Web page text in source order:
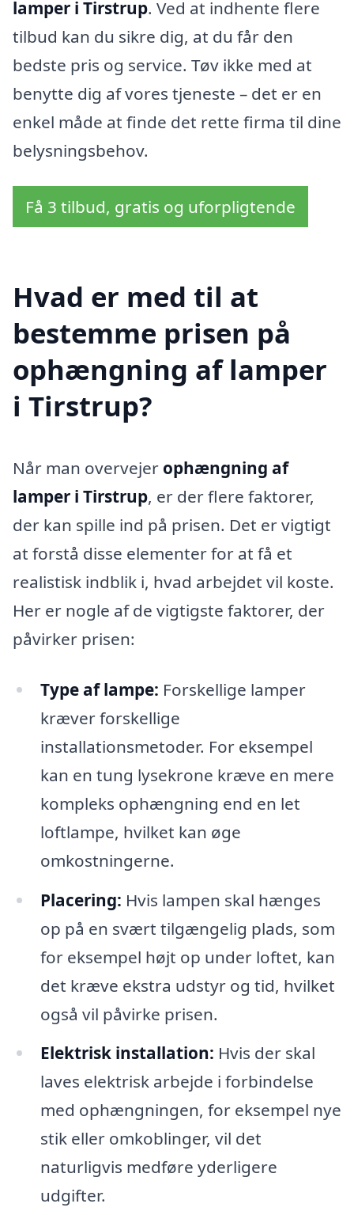
lamper i Tirstrup. Ved at indhente flere
tilbud kan du sikre dig, at du får den
bedste pris og service. Tøv ikke med at
benytte dig af vores tjeneste – det er en
enkel måde at finde det rette firma til dine
belysningsbehov.
Få 3 tilbud, gratis og uforpligtende
Hvad er med til at
bestemme prisen på
ophængning af lamper
i Tirstrup?
Når man overvejer ophængning af
lamper i Tirstrup, er der flere faktorer,
der kan spille ind på prisen. Det er vigtigt
at forstå disse elementer for at få et
realistisk indblik i, hvad arbejdet vil koste.
Her er nogle af de vigtigste faktorer, der
påvirker prisen:
Type af lampe: Forskellige lamper
kræver forskellige
installationsmetoder. For eksempel
kan en tung lysekrone kræve en mere
kompleks ophængning end en let
loftlampe, hvilket kan øge
omkostningerne.
Placering: Hvis lampen skal hænges
op på en svært tilgængelig plads, som
for eksempel højt op under loftet, kan
det kræve ekstra udstyr og tid, hvilket
også vil påvirke prisen.
Elektrisk installation: Hvis der skal
laves elektrisk arbejde i forbindelse
med ophængningen, for eksempel nye
stik eller omkoblinger, vil det
naturligvis medføre yderligere
udgifter.